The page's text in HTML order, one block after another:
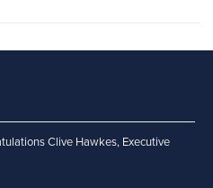
Clive Hawkes, Executive